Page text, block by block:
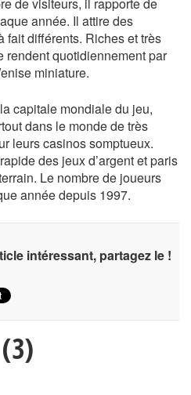
année. Il attire des
fait différents. Riches et très
rendent quotidiennement par
miniature.
capitale mondiale du jeu,
dans le monde de très
leurs casinos somptueux.
des jeux d’argent et paris
Le nombre de joueurs
année depuis 1997.
intéressant, partagez le !